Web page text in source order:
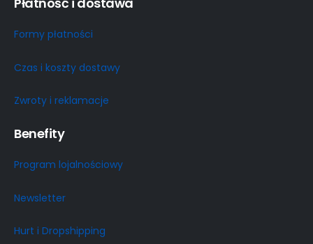
Formy płatności
Czas i koszty dostawy
Zwroty i reklamacje
Benefity
Program lojalnościowy
Newsletter
Hurt i Dropshipping